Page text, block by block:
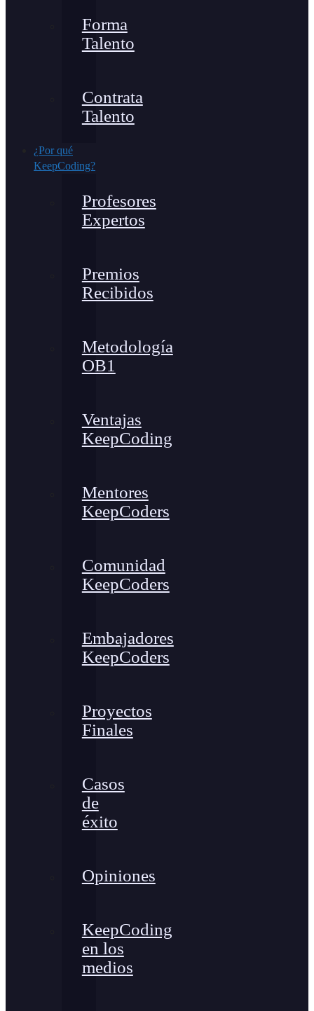
Forma
Talento
Contrata
Talento
¿Por qué
KeepCoding?
Profesores
Expertos
Premios
Recibidos
Metodología
OB1
Ventajas
KeepCoding
Mentores
KeepCoders
Comunidad
KeepCoders
Embajadores
KeepCoders
Proyectos
Finales
Casos
de
éxito
Opiniones
KeepCoding
en los
medios